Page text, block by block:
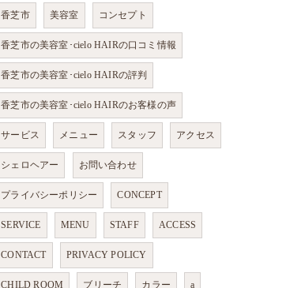
香芝市 美容室 コンセプト
香芝市の美容室･cielo HAIRの口コミ情報
香芝市の美容室･cielo HAIRの評判
香芝市の美容室･cielo HAIRのお客様の声
サービス メニュー スタッフ アクセス
シェロヘアー お問い合わせ
プライバシーポリシー CONCEPT
SERVICE MENU STAFF ACCESS
CONTACT PRIVACY POLICY
CHILD ROOM ブリーチ カラー a